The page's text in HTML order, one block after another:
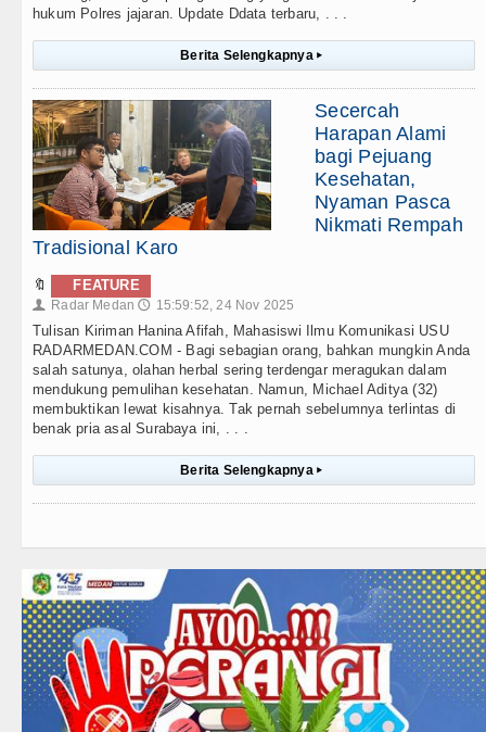
hukum Polres jajaran. Update Ddata terbaru, . . .
Berita Selengkapnya ▸
Secercah
Harapan Alami
bagi Pejuang
Kesehatan,
Nyaman Pasca
Nikmati Rempah
Tradisional Karo
🔖 FEATURE
👤 Radar Medan 🕔 15:59:52, 24 Nov 2025
Tulisan Kiriman Hanina Afifah, Mahasiswi Ilmu Komunikasi USU
RADARMEDAN.COM - Bagi sebagian orang, bahkan mungkin Anda
salah satunya, olahan herbal sering terdengar meragukan dalam
mendukung pemulihan kesehatan. Namun, Michael Aditya (32)
membuktikan lewat kisahnya. Tak pernah sebelumnya terlintas di
benak pria asal Surabaya ini, . . .
Berita Selengkapnya ▸